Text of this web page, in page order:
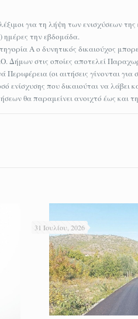
για τη λήψη των ενισχύσεων
ημέρες την εβδομάδα.
Α ο δυνητικός δικαιούχος
Δήμων στις οποίες αποτελεί
Περιφέρεια (οι αιτήσεις γίνονται
ενίσχυσης που δικαιούται να λάβει
θα παραμείνει ανοιχτό έως και
31 Ιουλίου, 2026